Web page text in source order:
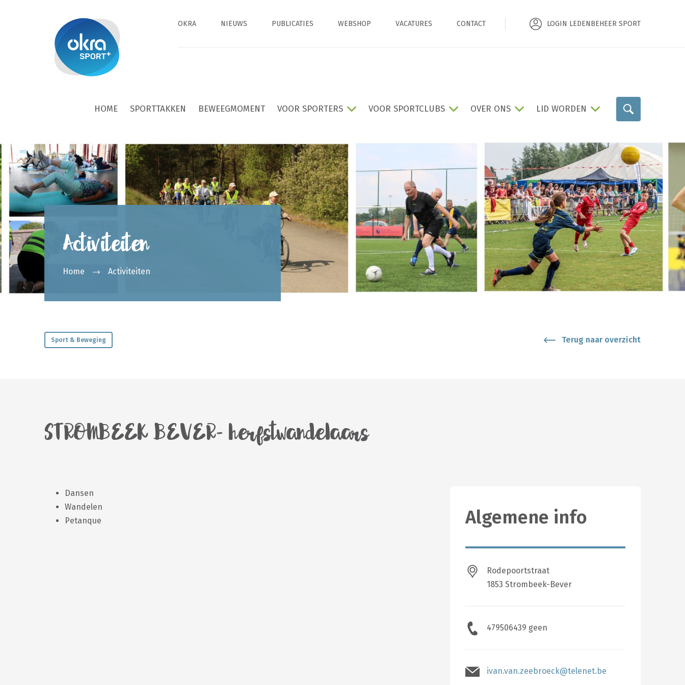
OKRA NIEUWS PUBLICATIES WEBSHOP VACATURES CONTACT LOGIN LEDENBEHEER SPORT
HOME SPORTTAKKEN BEWEEGMOMENT VOOR SPORTERS VOOR SPORTCLUBS OVER ONS LID WORDEN
Activiteiten
Home Activiteiten
Sport & Beweging Terug naar overzicht
STROMBEEK BEVER- herfstwandelaars
Dansen
Wandelen
Petanque
Algemene info
Rodepoortstraat
1853 Strombeek-Bever
479506439 geen
ivan.van.zeebroeck@telenet.be